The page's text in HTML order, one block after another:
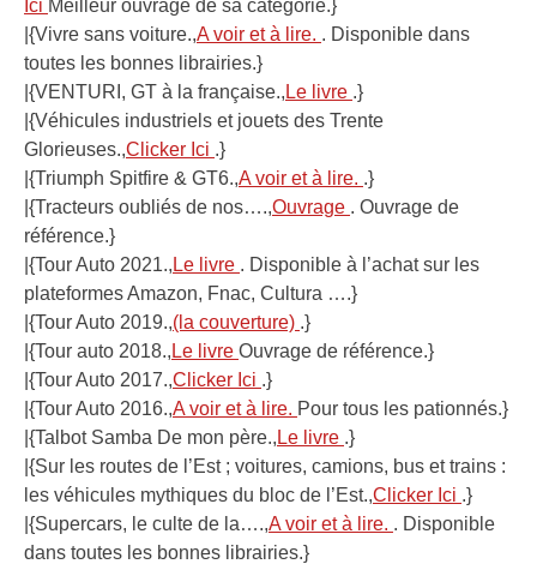
Ici Meilleur ouvrage de sa catégorie.}
|{Vivre sans voiture.,A voir et à lire. . Disponible dans
toutes les bonnes librairies.}
|{VENTURI, GT à la française., Le livre .}
|{Véhicules industriels et jouets des Trente
Glorieuses.,Clicker Ici .}
|{Triumph Spitfire & GT6.,A voir et à lire. .}
|{Tracteurs oubliés de nos….,Ouvrage . Ouvrage de
référence.}
|{Tour Auto 2021., Le livre . Disponible à l’achat sur les
plateformes Amazon, Fnac, Cultura ….}
|{Tour Auto 2019.,(la couverture) .}
|{Tour auto 2018., Le livre Ouvrage de référence.}
|{Tour Auto 2017.,Clicker Ici .}
|{Tour Auto 2016.,A voir et à lire. Pour tous les pationnés.}
|{Talbot Samba De mon père., Le livre .}
|{Sur les routes de l’Est ; voitures, camions, bus et trains :
les véhicules mythiques du bloc de l’Est.,Clicker Ici .}
|{Supercars, le culte de la….,A voir et à lire. . Disponible
dans toutes les bonnes librairies.}